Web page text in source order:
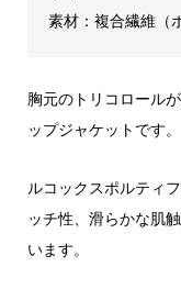
素材：複合繊維（
胸元のトリコロール
ップジャケットです。
ルコックスポルティ
ッチ性、滑らかな肌
います。